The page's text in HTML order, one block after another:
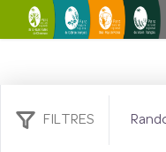
FILTRES
63 résultats